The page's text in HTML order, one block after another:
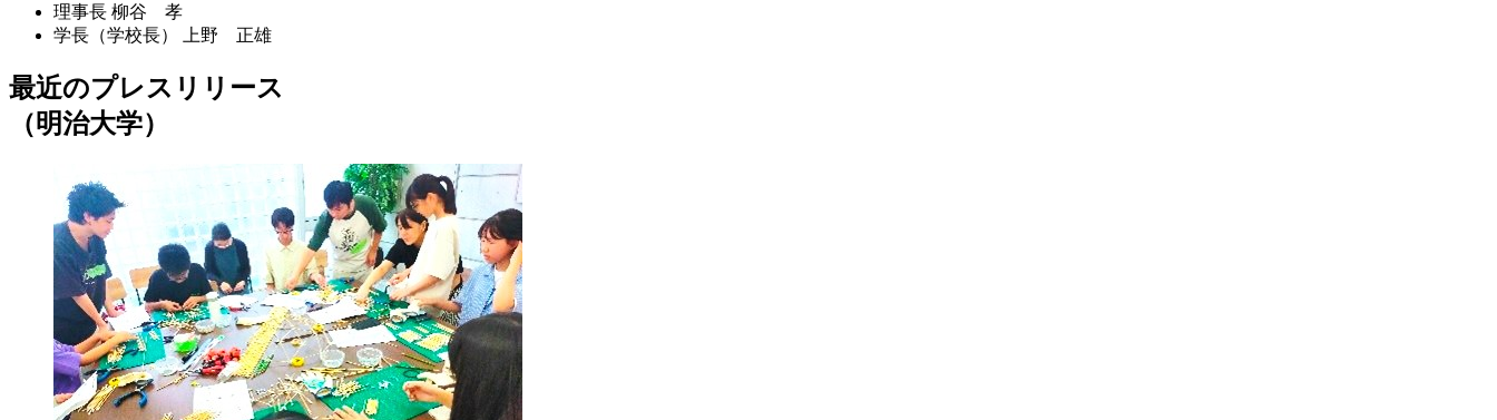
理事長 柳谷 孝
学長（学校長）
上野 正雄
最近のプレスリリース
（明治大学）